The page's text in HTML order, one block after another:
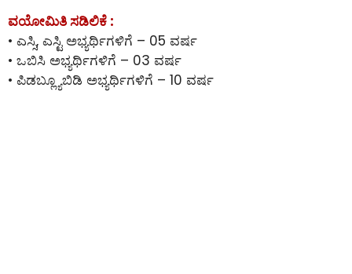
ವಯೋಮಿತಿ ಸಡಿಲಿಕೆ :
• ಎಸ್ಸಿ, ಎಸ್ಟಿ ಅಭ್ಯರ್ಥಿಗಳಿಗೆ – 05 ವರ್ಷ
• ಒಬಿಸಿ ಅಭ್ಯರ್ಥಿಗಳಿಗೆ – 03 ವರ್ಷ
• ಪಿಡಬ್ಲ್ಯೂಬಿಡಿ ಅಭ್ಯರ್ಥಿಗಳಿಗೆ – 10 ವರ್ಷ